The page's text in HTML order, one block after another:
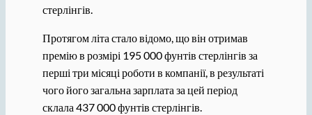
стерлінгів.
Протягом літа стало відомо, що він отримав
премію в розмірі 195 000 фунтів стерлінгів за
перші три місяці роботи в компанії, в результаті
чого його загальна зарплата за цей період
склала 437 000 фунтів стерлінгів.